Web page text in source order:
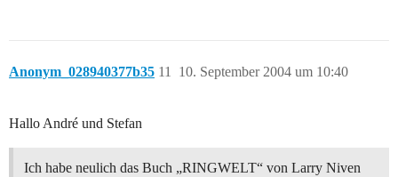
Anonym_028940377b35 10. September 2004 um 10:40
11
Hallo André und Stefan
Ich habe neulich das Buch „RINGWELT“ von Larry Niven